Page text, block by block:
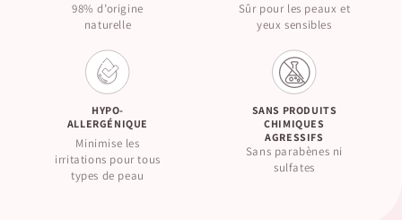
98% d’origine
naturelle
Sûr pour les peaux et
yeux sensibles
HYPO-
ALLERGÉNIQUE
Minimise les
irritations pour tous
types de peau
SANS PRODUITS
CHIMIQUES
AGRESSIFS
Sans parabènes ni
sulfates